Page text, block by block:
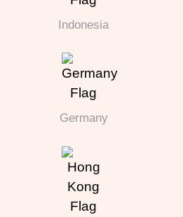
Indonesia
Germany